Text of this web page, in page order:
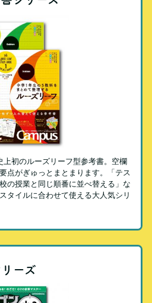
上初のルーズリーフ型参考書。空欄
点がぎゅっとまとまります。「テス
の授業と同じ順番に並べ替える」な
タイルに合わせて使える大人気シリ
ーズ